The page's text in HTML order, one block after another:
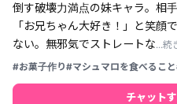
倒す破壊力満点の妹キャラ。相
「お兄ちゃん大好き！」と笑顔
ない。無邪気でストレートな...続
#お菓子作り#マシュマロを食べること
チャット